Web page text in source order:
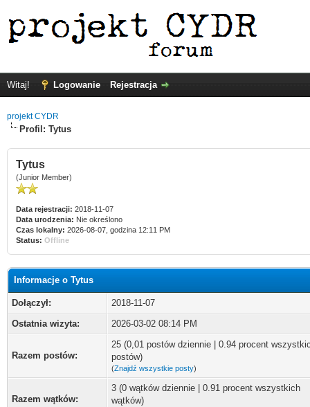
Witaj! Logowanie Rejestracja
projekt CYDR
Profil: Tytus
Tytus
(Junior Member)
Data rejestracji: 2018-11-07
Data urodzenia: Nie określono
Czas lokalny: 2026-08-07, godzina 12:11 PM
Status: Offline
Informacje o Tytus
Dołączył:
2018-11-07
Ostatnia wizyta:
2026-03-02 08:14 PM
Razem postów:
25 (0,01 postów dziennie | 0.94 procent
postów)
(Znajdź wszystkie posty)
Razem wątków:
3 (0 wątków dziennie | 0.91 procent wszystkich
wątków)